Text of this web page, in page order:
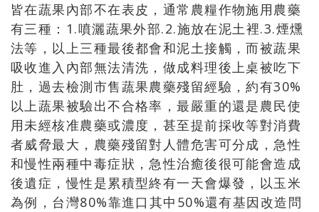
皆在蔬果內部不在表皮，通常農糧作物施用農藥
有三種：1.噴灑蔬果外部.2.施放在泥土裡.3.煙燻
法等，以上三種最後都會和泥土接觸，而被蔬果
吸收進入內部無法清洗，做成料理後上桌被吃下
肚，過去檢測市售蔬果農藥殘留經驗，約有30%
以上蔬果被驗出不合格率，最嚴重的還是農民使
用未經核准農藥或濃度，甚至提前採收等對消費
者威脅最大，農藥殘留對人體危害可分成，急性
和慢性兩種中毒症狀，急性治癒後很可能會造成
後遺症，慢性是累積型終有一天會爆發，以玉米
為例，台灣80%靠進口其中50%還有基因改造問